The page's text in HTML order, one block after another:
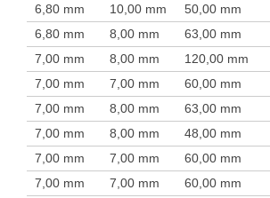
6,80 mm
10,00 mm 50,00 mm
6,80 mm
8,00 mm 63,00 mm
7,00 mm
8,00 mm 120,00 mm
7,00 mm
7,00 mm 60,00 mm
7,00 mm
8,00 mm 63,00 mm
7,00 mm
8,00 mm 48,00 mm
7,00 mm
7,00 mm 60,00 mm
7,00 mm
7,00 mm 60,00 mm